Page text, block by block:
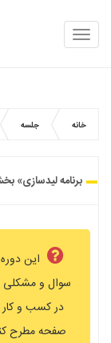
Toggle
navigation
خانه جلسه
برنامه لیدسازی»
این دوره
سوال و مشکلی
در کسب و
صفحه مطرح